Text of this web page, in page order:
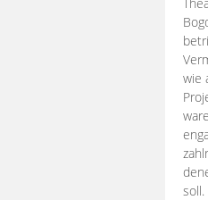
wie
zahlr
soll.